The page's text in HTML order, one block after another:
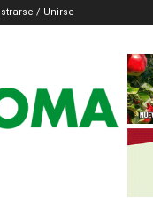
/ Unirse